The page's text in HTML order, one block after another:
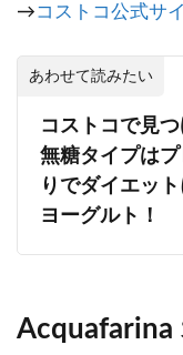
→コストコ公式サ
あわせて読みたい
コストコで見
無糖タイプは
りでダイエッ
ヨーグルト！
Acquafarina